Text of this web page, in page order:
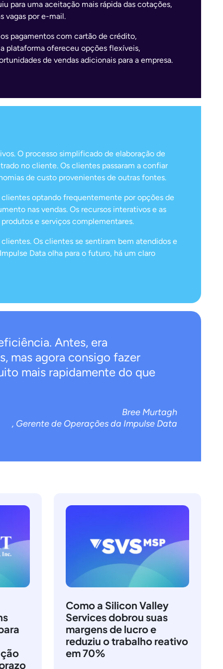
para uma aceitação mais rápida das cotações,
vagas por e-mail.
pagamentos com cartão de crédito,
plataforma ofereceu opções flexíveis,
de vendas adicionais para a empresa.
O processo simplificado de elaboração de
no cliente. Os clientes passaram a confiar
de custo provenientes de outras fontes.
clientes optando frequentemente por opções de
nas vendas. Os recursos interativos e as
e serviços complementares.
Os clientes se sentiram bem atendidos e
Data olha para o futuro, há um claro
Antes, era
mas agora consigo fazer
mais rapidamente do que
Bree Murtagh
, Gerente de Operações da Impulse Data
Como a Silicon Valley
Services dobrou suas
margens de lucro e
reduziu o trabalho reativo
em 70%